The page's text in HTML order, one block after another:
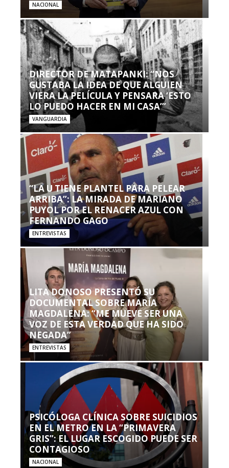
NACIONAL
DIRECTOR DE MATAPANKI: “NOS
GUSTABA LA IDEA DE QUE ALGUIEN
VIERA LA PELÍCULA Y PENSARA ‘ESTO
LO PUEDO HACER EN MI CASA’”
VANGUARDIA
“LA U TIENE PLANTEL PARA PELEAR
ARRIBA”: LA MIRADA DE MARIANO
PUYOL POR EL RENACER AZUL CON
FERNANDO GAGO
ENTREVISTAS
LITA DONOSO PRESENTÓ SU
DOCUMENTAL SOBRE MARÍA
MAGDALENA: “ME MUEVE SER UNA
VOZ DE ESTA VERDAD QUE HA SIDO
NEGADA”
ENTREVISTAS
PSICÓLOGA CLÍNICA SOBRE SUICIDIOS
EN EL METRO EN LA “PRIMAVERA
GRIS”: EL LUGAR ESCOGIDO PUEDE SER
CONTAGIOSO
NACIONAL